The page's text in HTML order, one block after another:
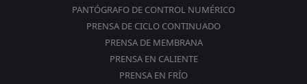
PANTÓGRAFO DE CONTROL NUMÉRICO
PRENSA DE CICLO CONTINUADO
PRENSA DE MEMBRANA
PRENSA EN CALIENTE
PRENSA EN FRÍO